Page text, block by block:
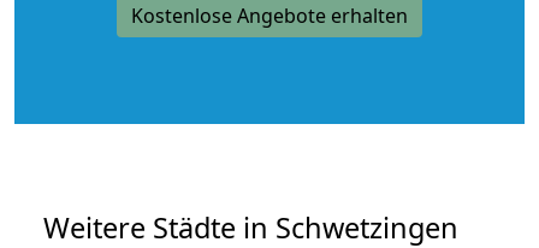
Kostenlose Angebote erhalten
Weitere Städte in Schwetzingen